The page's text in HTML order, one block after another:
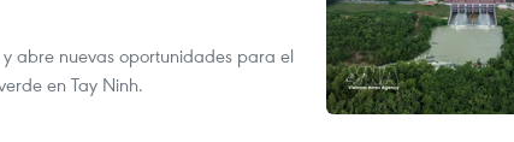
abre nuevas oportunidades para el
en Tay Ninh.